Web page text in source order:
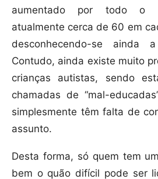
aumentado por todo o
atualmente cerca de 60 em
desconhecendo-se ainda
Contudo, ainda existe muito
crianças autistas, sendo
chamadas de “mal-
simplesmente têm falta de
assunto.
Desta forma, só quem tem
bem o quão difícil pode ser